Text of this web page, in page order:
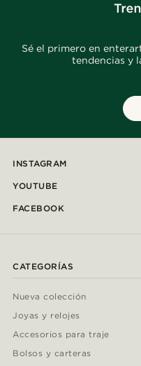
Sé el primero en
tendencias y
INSTAGRAM
YOUTUBE
FACEBOOK
CATEGORÍAS
Nueva colección
Joyas y relojes
Accesorios para traje
Bolsos y carteras